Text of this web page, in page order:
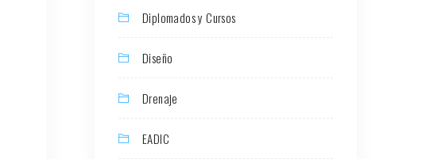
Diplomados y Cursos
Diseño
Drenaje
EADIC